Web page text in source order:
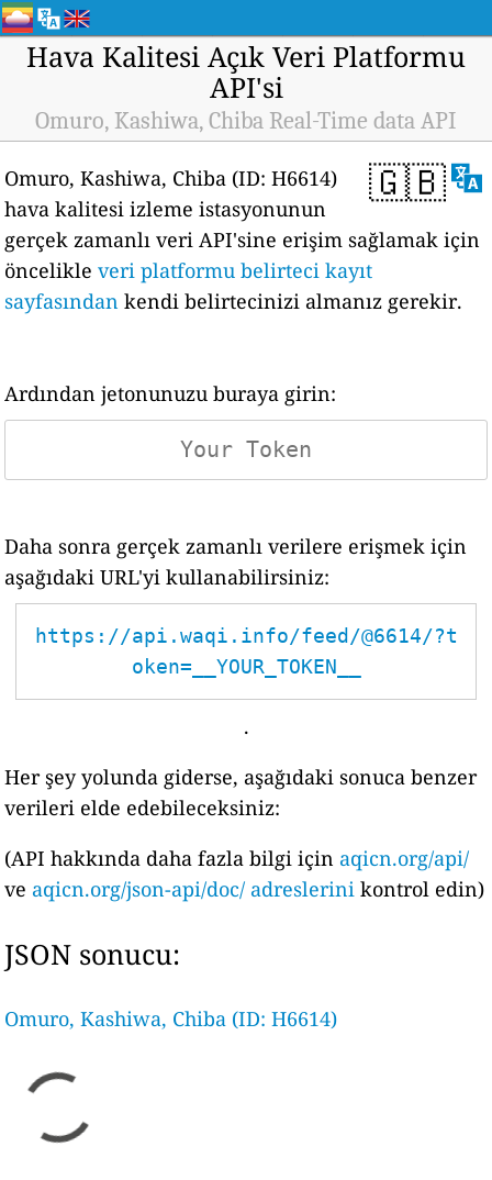
Hava Kalitesi Açık Veri Platformu
API'si
Omuro, Kashiwa, Chiba Real-Time data API
🇬🇧
Omuro, Kashiwa, Chiba (ID: H6614)
hava kalitesi izleme istasyonunun
gerçek zamanlı veri API'sine erişim sağlamak için
öncelikleveri platformu belirteci kayıt
sayfasından kendi belirtecinizi almanız gerekir.
Ardından jetonunuzu buraya girin:
Daha sonra gerçek zamanlı verilere erişmek için
aşağıdaki URL'yi kullanabilirsiniz:
https://api.waqi.info/feed/@6614/?t
oken=__YOUR_TOKEN__
.
Her şey yolunda giderse, aşağıdaki sonuca benzer
verileri elde edebileceksiniz:
(API hakkında daha fazla bilgi için aqicn.org/api/
ve aqicn.org/json-api/doc/ adreslerini kontrol edin)
JSON sonucu:
Omuro, Kashiwa, Chiba (ID: H6614)